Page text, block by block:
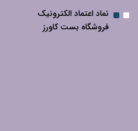
نماد اعتماد الکترونیک
فروشگاه بست کاورز